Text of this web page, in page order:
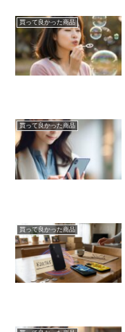
買って良かった商品
買って良かった商品
買って良かった商品